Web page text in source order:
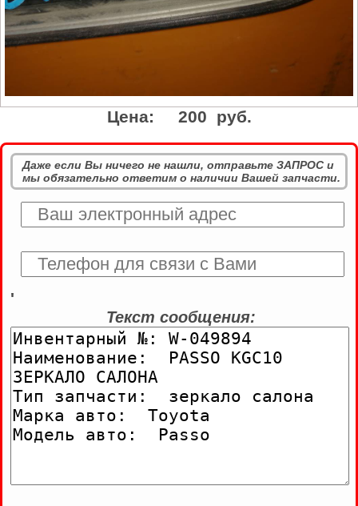
Цена: 200 руб.
Даже если Вы ничего не нашли, отправьте ЗАПРОС и
мы обязательно ответим о наличии Вашей запчасти.
'
Текст сообщения: